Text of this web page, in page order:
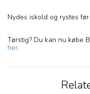
Nydes iskold og rystes
Tørstig? Du kan nu købe
her.